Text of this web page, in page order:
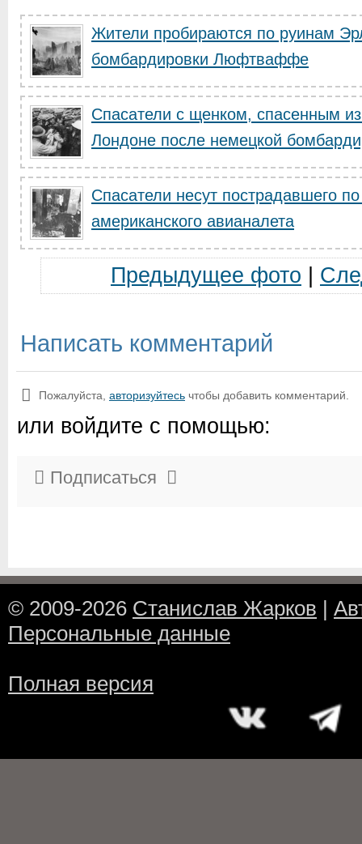
Жители пробираются по руинам
бомбардировки Люфтваффе
Спасатели с щенком, спасенным
Лондоне после немецкой
Спасатели несут пострадавшего
американского авианалета
Предыдущее фото
Написать комментарий
Пожалуйста, авторизуйтесь чтобы добавить комментарий.
или войдите с помощью:
Подписаться
© 2009-2026 Станислав Жарков |
Персональные данные
Полная версия